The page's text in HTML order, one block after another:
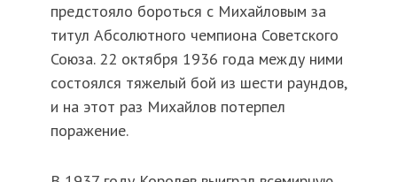
предстояло бороться с Михайловым за
титул Абсолютного чемпиона Советского
Союза. 22 октября 1936 года между ними
состоялся тяжелый бой из шести раундов,
и на этот раз Михайлов потерпел
поражение.